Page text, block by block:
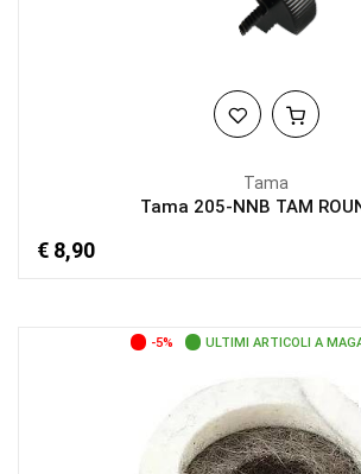
Tama
Tama 205-NNB TAM
€ 8,90
-5% ULTIMI ARTICOLI A